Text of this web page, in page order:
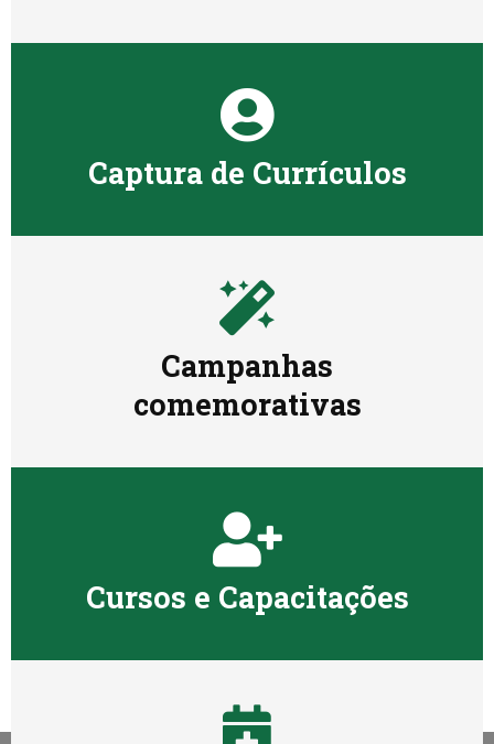
Captura de Currículos
Campanhas
comemorativas
Cursos e Capacitações